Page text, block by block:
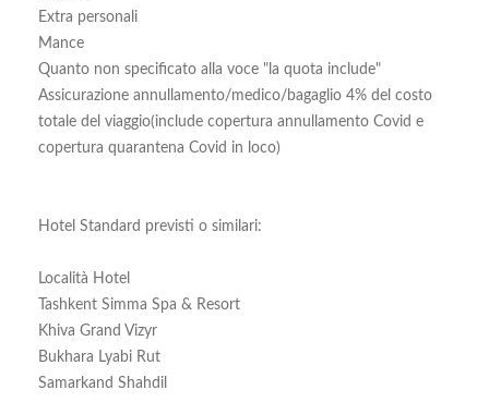
Extra personali
Mance
Quanto non specificato alla voce "la quota include"
Assicurazione annullamento/medico/bagaglio 4% del costo
totale del viaggio(include copertura annullamento Covid e
copertura quarantena Covid in loco)
Hotel Standard previsti o similari:
Località Hotel
Tashkent Simma Spa & Resort
Khiva Grand Vizyr
Bukhara Lyabi Rut
Samarkand Shahdil